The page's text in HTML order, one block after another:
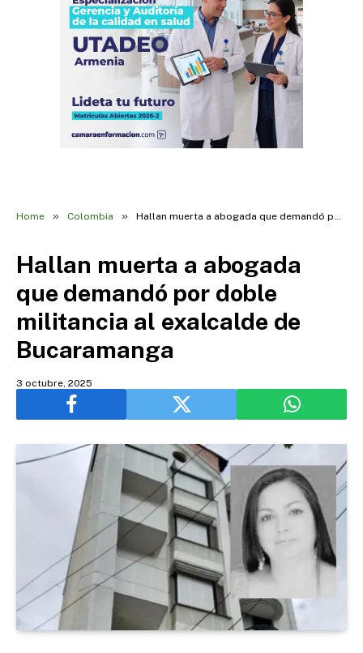
Home » Colombia » Hallan muerta a abogada que demandó por doble militancia al exalcalde de Bucaramanga
Hallan muerta a abogada
que demandó por doble
militancia al exalcalde de
Bucaramanga
3 octubre, 2025